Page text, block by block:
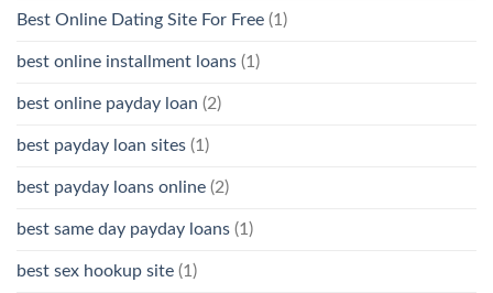
Best Online Dating Site For Free (1)
best online installment loans (1)
best online payday loan (2)
best payday loan sites (1)
best payday loans online (2)
best same day payday loans (1)
best sex hookup site (1)